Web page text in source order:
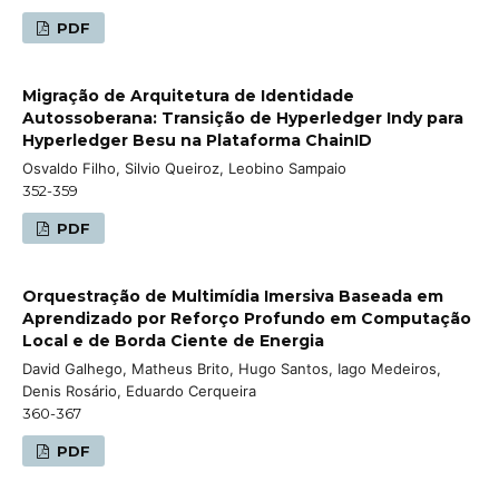
PDF
Migração de Arquitetura de Identidade
Autossoberana: Transição de Hyperledger Indy para
Hyperledger Besu na Plataforma ChainID
Osvaldo Filho, Silvio Queiroz, Leobino Sampaio
352-359
PDF
Orquestração de Multimídia Imersiva Baseada em
Aprendizado por Reforço Profundo em Computação
Local e de Borda Ciente de Energia
David Galhego, Matheus Brito, Hugo Santos, Iago Medeiros,
Denis Rosário, Eduardo Cerqueira
360-367
PDF